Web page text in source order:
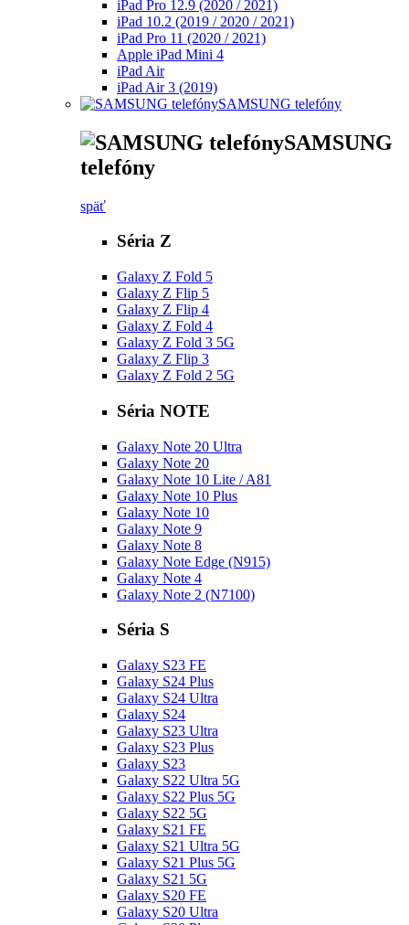
iPad Pro 12.9 (2020 / 2021)
iPad 10.2 (2019 / 2020 / 2021)
iPad Pro 11 (2020 / 2021)
Apple iPad Mini 4
iPad Air
iPad Air 3 (2019)
SAMSUNG telefóny
SAMSUNG
telefóny
späť
Séria Z
Galaxy Z Fold 5
Galaxy Z Flip 5
Galaxy Z Flip 4
Galaxy Z Fold 4
Galaxy Z Fold 3 5G
Galaxy Z Flip 3
Galaxy Z Fold 2 5G
Séria NOTE
Galaxy Note 20 Ultra
Galaxy Note 20
Galaxy Note 10 Lite / A81
Galaxy Note 10 Plus
Galaxy Note 10
Galaxy Note 9
Galaxy Note 8
Galaxy Note Edge (N915)
Galaxy Note 4
Galaxy Note 2 (N7100)
Séria S
Galaxy S23 FE
Galaxy S24 Plus
Galaxy S24 Ultra
Galaxy S24
Galaxy S23 Ultra
Galaxy S23 Plus
Galaxy S23
Galaxy S22 Ultra 5G
Galaxy S22 Plus 5G
Galaxy S22 5G
Galaxy S21 FE
Galaxy S21 Ultra 5G
Galaxy S21 Plus 5G
Galaxy S21 5G
Galaxy S20 FE
Galaxy S20 Ultra